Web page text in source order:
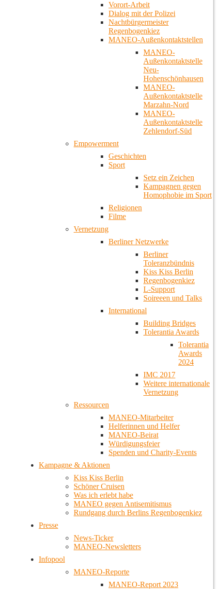
Vorort-Arbeit
Dialog mit der Polizei
Nachtbürgermeister
Regenbogenkiez
MANEO-Außenkontaktstellen
MANEO-
Außenkontaktstelle
Neu-
Hohenschönhausen
MANEO-
Außenkontaktstelle
Marzahn-Nord
MANEO-
Außenkontaktstelle
Zehlendorf-Süd
Empowerment
Geschichten
Sport
Setz ein Zeichen
Kampagnen gegen
Homophobie im Sport
Religionen
Filme
Vernetzung
Berliner Netzwerke
Berliner
Toleranzbündnis
Kiss Kiss Berlin
Regenbogenkiez
L-Support
Soireeen und Talks
International
Building Bridges
Tolerantia Awards
Tolerantia
Awards
2024
IMC 2017
Weitere internationale
Vernetzung
Ressourcen
MANEO-Mitarbeiter
Helferinnen und Helfer
MANEO-Beirat
Würdigungsfeier
Spenden und Charity-Events
Kampagne & Aktionen
Kiss Kiss Berlin
Schöner Cruisen
Was ich erlebt habe
MANEO gegen Antisemitismus
Rundgang durch Berlins Regenbogenkiez
Presse
News-Ticker
MANEO-Newsletters
Infopool
MANEO-Reporte
MANEO-Report 2023